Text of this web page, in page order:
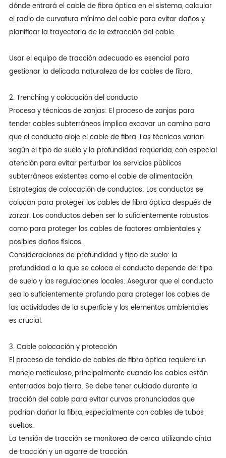
dónde entrará el cable de fibra óptica en el sistema, calcular
el radio de curvatura mínimo del cable para evitar daños y
planificar la trayectoria de la extracción del cable.
Usar el equipo de tracción adecuado es esencial para
gestionar la delicada naturaleza de los cables de fibra.
2. Trenching y colocación del conducto
Proceso y técnicas de zanjas: El proceso de zanjas para
tender cables subterráneos implica excavar un camino para
que el conducto aloje el cable de fibra. Las técnicas varían
según el tipo de suelo y la profundidad requerida, con especial
atención para evitar perturbar los servicios públicos
subterráneos existentes como el cable de alimentación.
Estrategias de colocación de conductos: Los conductos se
colocan para proteger los cables de fibra óptica después de
zarzar. Los conductos deben ser lo suficientemente robustos
como para proteger los cables de factores ambientales y
posibles daños físicos.
Consideraciones de profundidad y tipo de suelo: la
profundidad a la que se coloca el conducto depende del tipo
de suelo y las regulaciones locales. Asegurar que el conducto
sea lo suficientemente profundo para proteger los cables de
las actividades de la superficie y los elementos ambientales
es crucial.
3. Cable colocación y protección
El proceso de tendido de cables de fibra óptica requiere un
manejo meticuloso, principalmente cuando los cables están
enterrados bajo tierra. Se debe tener cuidado durante la
tracción del cable para evitar curvas pronunciadas que
podrían dañar la fibra, especialmente con cables de tubos
sueltos.
La tensión de tracción se monitorea de cerca utilizando cinta
de tracción y un agarre de tracción.